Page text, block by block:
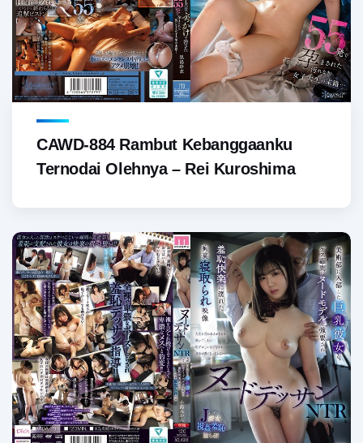
CAWD-884 Rambut Kebanggaanku
Ternodai Olehnya – Rei Kuroshima